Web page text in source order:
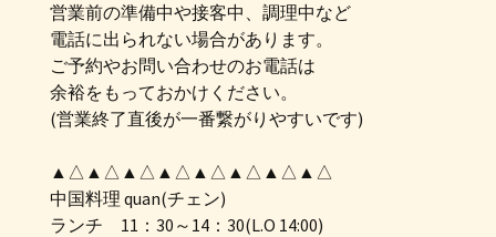
営業前の準備中や接客中、調理中など
電話に出られない場合があります。
ご予約やお問い合わせのお電話は
余裕をもっておかけください。
(営業終了直後が一番繋がりやすいです)
▲△▲△▲△▲△▲△▲△▲△▲△
中国料理 quan(チェン)
ランチ 11：30～14：30(L.O 14:00)